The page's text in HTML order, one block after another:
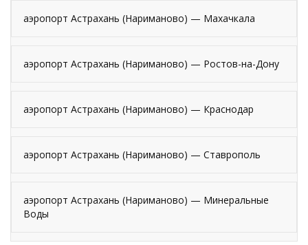
аэропорт Астрахань (Нариманово) — Махачкала
аэропорт Астрахань (Нариманово) — Ростов-на-Дону
аэропорт Астрахань (Нариманово) — Краснодар
аэропорт Астрахань (Нариманово) — Ставрополь
аэропорт Астрахань (Нариманово) — Минеральные
Воды